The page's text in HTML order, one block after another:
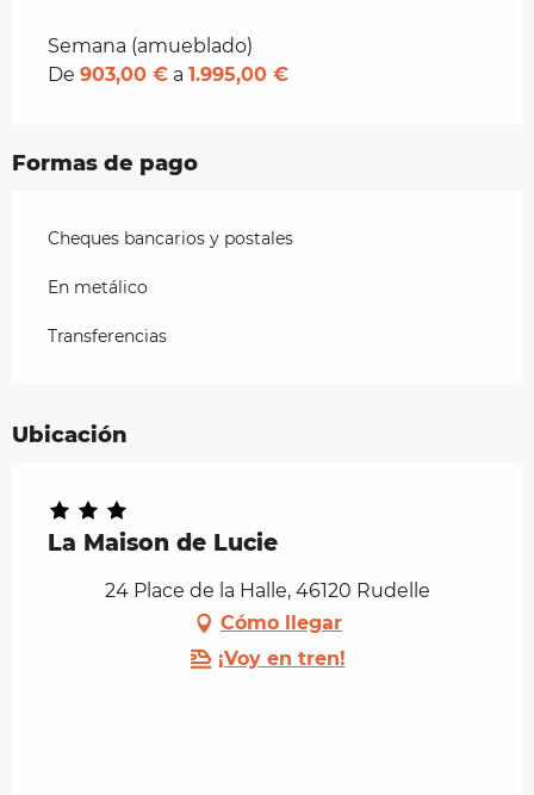
Tarifas 2026
Semana (amueblado)
De 903,00 € a 1.995,00 €
Formas de pago
Cheques bancarios y postales
En metálico
Transferencias
Ubicación
La Maison de Lucie
24 Place de la Halle, 46120 Rudelle
Cómo llegar
¡Voy en tren!